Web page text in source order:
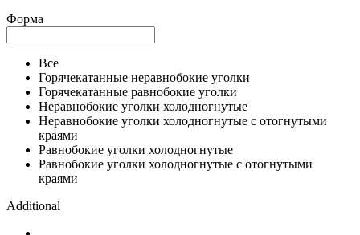
Форма
Все
Горячекатанные неравнобокие уголки
Горячекатанные равнобокие уголки
Неравнобокие уголки холодногнутые
Неравнобокие уголки холодногнутые с отогнутыми
краями
Равнобокие уголки холодногнутые
Равнобокие уголки холодногнутые с отогнутыми
краями
Additional